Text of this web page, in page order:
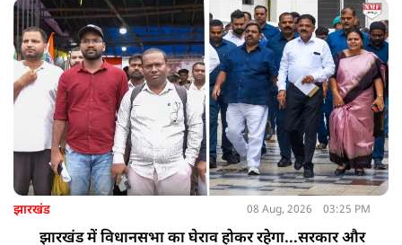
दिया.
झारखंड 08 Aug, 2026 03:25 PM
झारखंड में विधानसभा का घेराव होकर रहेगा...सरकार और